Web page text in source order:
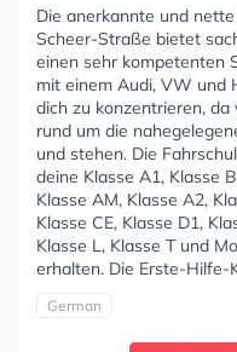
Die anerkannte und
Scheer-Straße bietet
einen sehr kompetenten
mit einem Audi, VW und
dich zu konzentrieren,
rund um die
und stehen. Die
deine Klasse A1, Klasse
Klasse AM, Klasse A2,
Klasse CE, Klasse D1,
Klasse L, Klasse T und
erhalten. Die Erste-Hilfe-
German